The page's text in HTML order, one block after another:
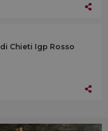
Chieti Igp Rosso